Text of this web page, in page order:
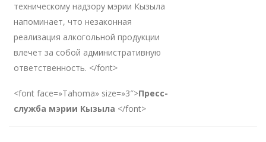
техническому надзору мэрии Кызыла
напоминает, что незаконная
реализация алкогольной продукции
влечет за собой административную
ответственность. </font>
<font face=»Tahoma» size=»3″>Пресс-
служба мэрии Кызыла </font>